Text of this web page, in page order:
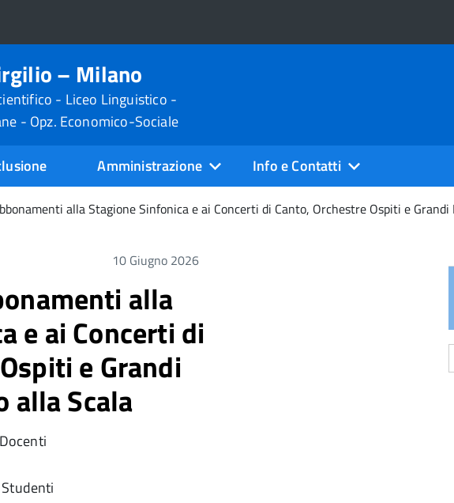
– Milano
- Liceo Linguistico -
- Opz. Economico-Sociale
Amministrazione
Info e Contatti
alla Stagione Sinfonica e ai Concerti di Canto, Orchestre Ospiti e
10 Giugno 2026
alla
e ai Concerti di
e Grandi
alla Scala